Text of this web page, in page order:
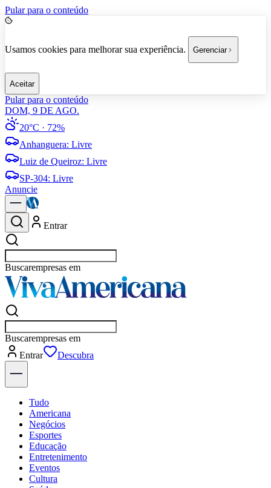
Pular para o conteúdo
Usamos cookies para melhorar sua experiência. Gerenciar
Aceitar
Pular para o conteúdo
DOM, 9 DE AGO.
20°C · 72%
Anhanguera: Livre
Luiz de Queiroz: Livre
SP-304: Livre
Anuncie
Entrar
Buscarempresas em Ame
Buscarempresas em Ame
Entrar
Flash
Tudo
Americana
Negócios
Esportes
Educação
Entretenimento
Eventos
Cultura